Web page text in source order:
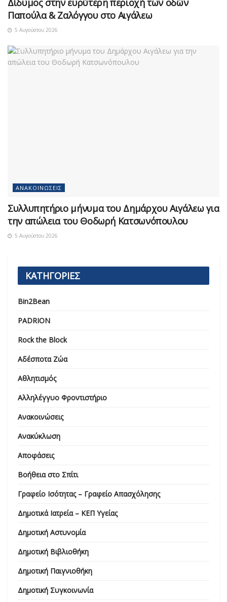
Δίδυμος στην ευρύτερη περιοχή των οδών
Παπούλα & Ζαλόγγου στο Αιγάλεω
5 Αυγούστου 2026
ΑΝΑΚΟΙΝΏΣΕΙΣ
Συλλυπητήριο μήνυμα του Δημάρχου Αιγάλεω για
την απώλεια του Θοδωρή Κατσωνόπουλου
5 Αυγούστου 2026
ΚΑΤΗΓΟΡΙΕΣ
Bin2Bean
PADRION
Rock the Block
Αδέσποτα Ζώα
Αθλητισμός
Αλληλέγγυο Φροντιστήριο
Ανακοινώσεις
Ανακύκλωση
Αποφάσεις
Βοήθεια στο Σπίτι
Γραφείο Ισότητας – Γραφείο Απασχόλησης
Δημοτικά Ιατρεία – ΚΕΠ Υγείας
Δημοτική Αστυνομία
Δημοτική Βιβλιοθήκη
Δημοτική Παιγνιοθήκη
Δημοτική Συγκοινωνία